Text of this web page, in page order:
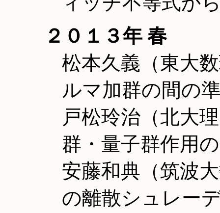
２０１３年 春
松本久義（東大
ルマ加群の間の
戸松玲治（北大
群・量子群作用
安藤和典（筑波
の離散シュレー